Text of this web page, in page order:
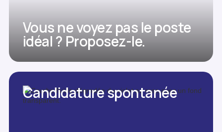
Vous ne voyez pas le poste
idéal ? Proposez-le.
Candidature spontanée